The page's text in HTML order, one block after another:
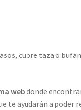
cubre taza o
web donde
te ayudarán a poder